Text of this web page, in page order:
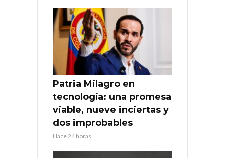
Patria Milagro en
tecnología: una promesa
viable, nueve inciertas y
dos improbables
Hace 24 horas